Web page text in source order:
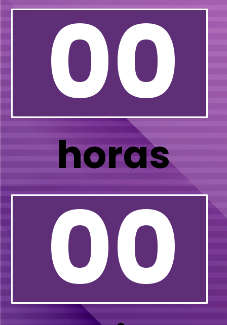
00
horas
00